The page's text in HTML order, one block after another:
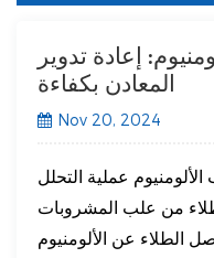
إعادة تدوير
المعادن بكفاءة
Nov 20, 2024
عملية التحلل
من علب المشروبات
الطلاء عن الألومنيوم